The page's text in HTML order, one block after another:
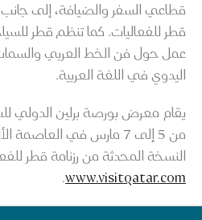
قطاعي السفر والضيافة، إلى
قطر للفعاليات. كما تنظم قطر
عمل حول فن الخط العربي والسمات
اليدوي في اللغة العربية.
يقام معرض بورصة برلين الدولي
من 5 إلى 7 مارس في
النسخة المحدثة من رزنامة قطر
www.visitqatar.com
.